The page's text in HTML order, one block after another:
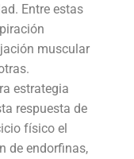
Entre estas
muscular
estrategia
respuesta de
físico el
de endorfinas,